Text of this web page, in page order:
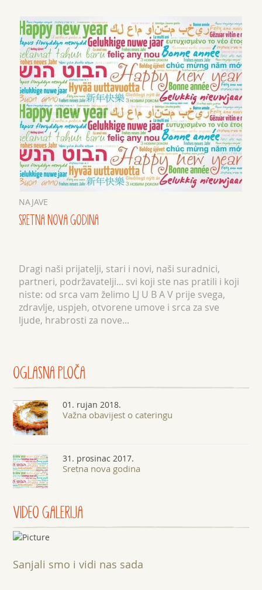
NAJAVE
SRETNA NOVA GODINA
Dragi naši prijatelji, stari i novi, naši suradnici,
partneri, podržavatelji... svi koji ste nas pratili i koji
niste: od srca vam želimo LJ U B A V prije svega,
zdravlje, uspjeh, otvorene umove i srca za sve
ljude, hrabrosti za nove...
OGLASNA PLOČA
01. rujan 2018.
Važna obavijest o cateringu
31. prosinac 2017.
Sretna nova godina
VIDEO GALERIJA
Sanjali smo i vidi nas sada